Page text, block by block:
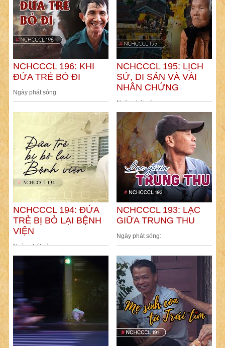
NCHCCCL 196: KHI
ĐỨA TRẺ BỎ ĐI
Ngày phát sóng:
NCHCCCL 195: LỊCH
SỬ, DI SẢN VÀ VÀI
NHÂN CHỨNG
Ngày phát sóng:
NCHCCCL 194: ĐỨA
TRẺ BỊ BỎ LẠI BỆNH
VIỆN
Ngày phát sóng:
NCHCCCL 193: LẠC
GIỮA TRUNG THU
Ngày phát sóng: